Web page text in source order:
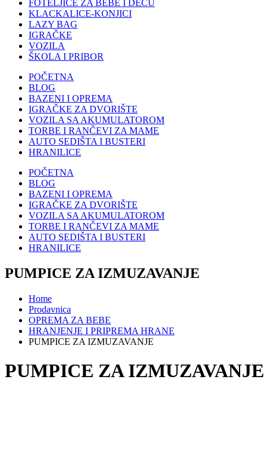
FOTELJICE ZA BEBE I DECU
KLACKALICE-KONJICI
LAZY BAG
IGRAČKE
VOZILA
ŠKOLA I PRIBOR
POČETNA
BLOG
BAZENI I OPREMA
IGRAČKE ZA DVORIŠTE
VOZILA SA AKUMULATOROM
TORBE I RANČEVI ZA MAME
AUTO SEDIŠTA I BUSTERI
HRANILICE
POČETNA
BLOG
BAZENI I OPREMA
IGRAČKE ZA DVORIŠTE
VOZILA SA AKUMULATOROM
TORBE I RANČEVI ZA MAME
AUTO SEDIŠTA I BUSTERI
HRANILICE
PUMPICE ZA IZMUZAVANJE
Home
Prodavnica
OPREMA ZA BEBE
HRANJENJE I PRIPREMA HRANE
PUMPICE ZA IZMUZAVANJE
PUMPICE ZA IZMUZAVANJE